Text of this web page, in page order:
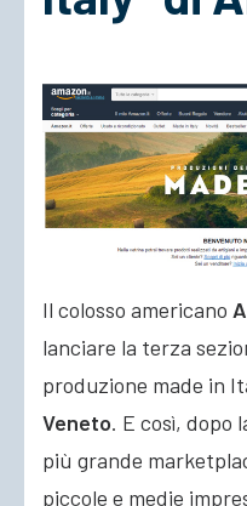
Il colosso americano
lanciare la terza
produzione made in
Veneto. E così, dopo
più grande
piccole e medie